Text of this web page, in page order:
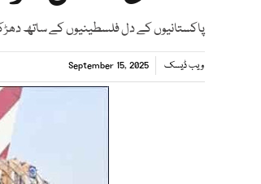
پاکستانیوں کے دل فلسطینیوں کے ساتھ
ویب ڈیسک September 15, 2025